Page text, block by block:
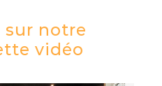
sur notre
vidéo